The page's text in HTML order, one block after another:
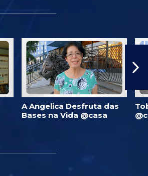
A Angelica Desfruta das
Bases na Vida @casa